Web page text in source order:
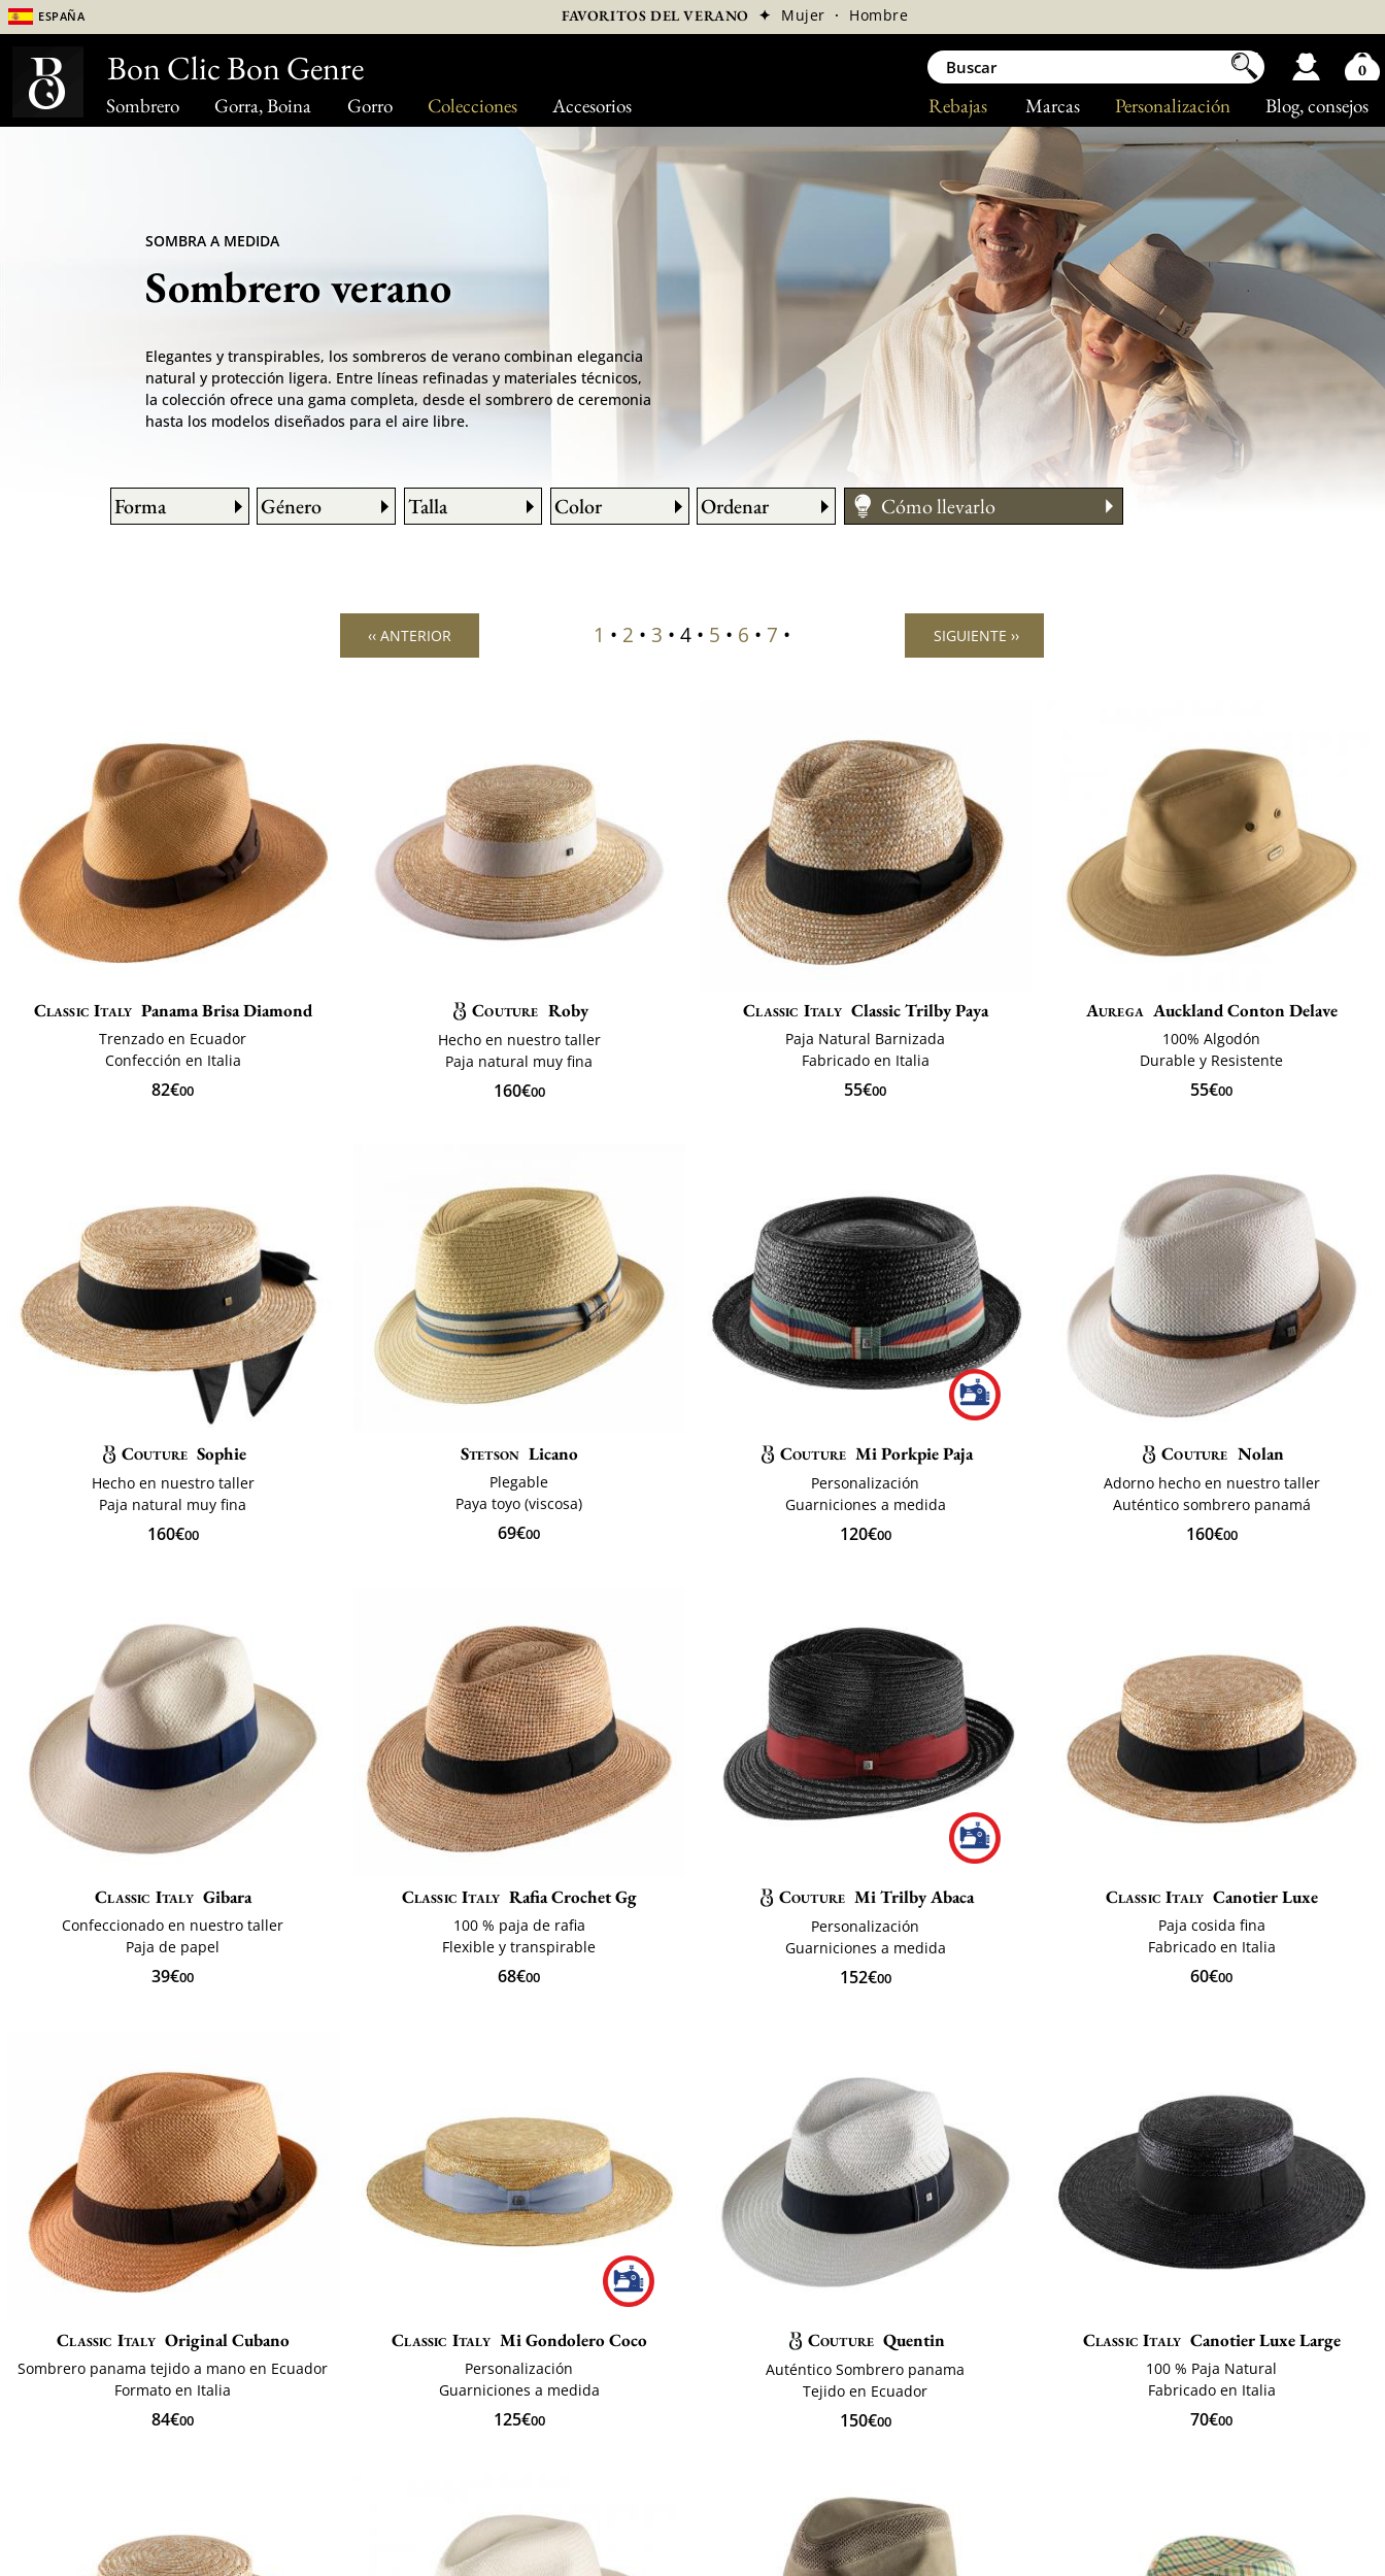
Sombrero Gorra, Boina Gorro Colecciones Accesorios Blog, consejos
Personalización
Marcas
Rebajas
España FAVORITOS DEL VERANO ✦ Mujer · Hombre
SOMBRA A MEDIDA
Sombrero verano
Elegantes y transpirables, los sombreros de verano combinan elegancia
natural y protección ligera. Entre líneas refinadas y materiales técnicos,
la colección ofrece una gama completa, desde el sombrero de ceremonia
hasta los modelos diseñados para el aire libre.
Forma Género Talla Color Ordenar
Cómo llevarlo
Consejos morfo
‹‹ ANTERIOR 1 • 2 • 3 • 4 • 5 • 6 • 7 • SIGUIENTE ››
Classic Italy Panama Brisa Diamond
Trenzado en Ecuador
Confección en Italia
82€00
Couture Roby
Hecho en nuestro taller
Paja natural muy fina
160€00
Classic Italy Classic Trilby Paya
Paja Natural Barnizada
Fabricado en Italia
55€00
Aurega Auckland Conton Delave
100% Algodón
Durable y Resistente
55€00
Couture Sophie
Hecho en nuestro taller
Paja natural muy fina
160€00
Stetson Licano
Plegable
Paya toyo (viscosa)
69€00
Couture Mi Porkpie Paja
Personalización
Guarniciones a medida
120€00
Couture Nolan
Adorno hecho en nuestro taller
Auténtico sombrero panamá
160€00
Classic Italy Gibara
Confeccionado en nuestro taller
Paja de papel
39€00
Classic Italy Rafia Crochet Gg
100 % paja de rafia
Flexible y transpirable
68€00
Couture Mi Trilby Abaca
Personalización
Guarniciones a medida
152€00
Classic Italy Canotier Luxe
Paja cosida fina
Fabricado en Italia
60€00
Classic Italy Original Cubano
Sombrero panama tejido a mano en Ecuador
Formato en Italia
84€00
Classic Italy Mi Gondolero Coco
Personalización
Guarniciones a medida
125€00
Couture Quentin
Auténtico Sombrero panama
Tejido en Ecuador
150€00
Classic Italy Canotier Luxe Large
100 % Paja Natural
Fabricado en Italia
70€00
Bon Clic Bon Genre 0